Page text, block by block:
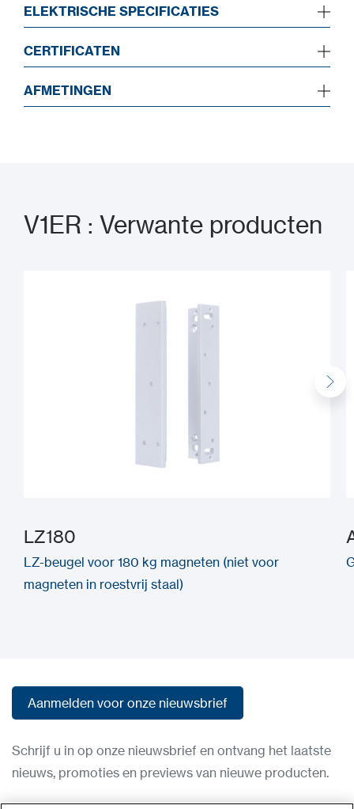
ELEKTRISCHE SPECIFICATIES
CERTIFICATEN
AFMETINGEN
V1ER : Verwante producten
LZ180
LZ-beugel voor 180 kg magneten (niet voor
magneten in roestvrij staal)
Aanmelden voor onze nieuwsbrief
Schrijf u in op onze nieuwsbrief en ontvang het laatste
nieuws, promoties en previews van nieuwe producten.